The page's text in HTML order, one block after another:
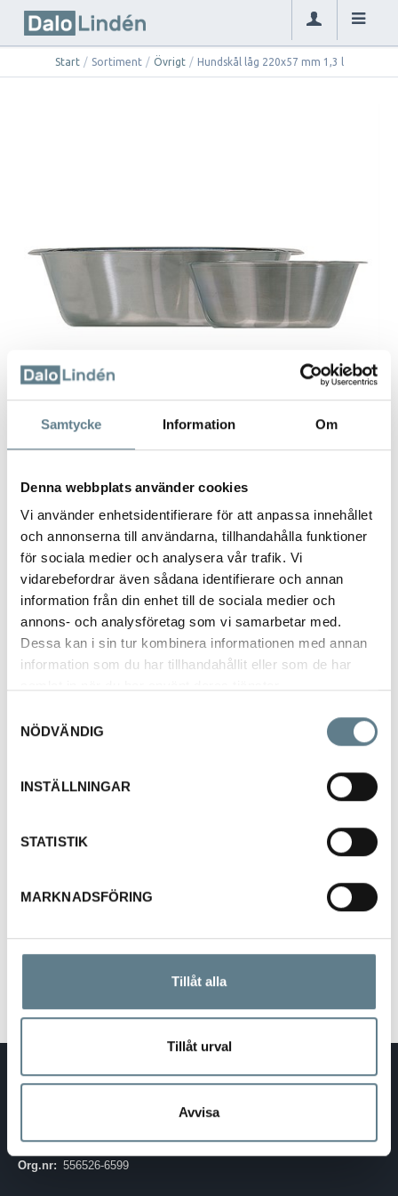
Samtycke Information Om
Denna webbplats använder cookies
Vi använder enhetsidentifierare för att anpassa innehållet
och annonserna till användarna, tillhandahålla funktioner
för sociala medier och analysera vår trafik. Vi
vidarebefordrar även sådana identifierare och annan
information från din enhet till de sociala medier och
annons- och analysföretag som vi samarbetar med.
Dessa kan i sin tur kombinera informationen med annan
information som du har tillhandahållit eller som de har
NÖDVÄNDIG
INSTÄLLNINGAR
STATISTIK
MARKNADSFÖRING
Tillåt alla
Tillåt urval
Avvisa
Start / Sortiment / Övrigt / Hundskål låg 220x57 mm 1,3 l
Hundskål låg 220x57 mm 1,3 l
Beskrivning
Hundskål 1,4 L låg modell Diam 220 mm höjd 57 mm
Tillverkad av rostfritt stål 18/10.
DaloLindén AB
Org.nr: 556526-6599